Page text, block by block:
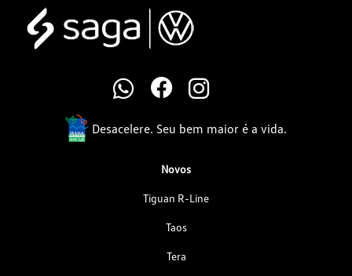
Desacelere. Seu bem maior é a vida.
Novos
Tiguan R-Line
Taos
Tera